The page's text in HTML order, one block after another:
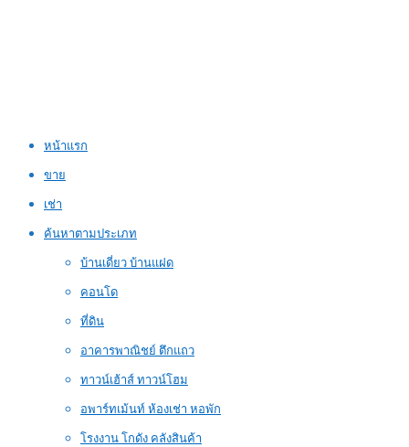
หน้าแรก
ขาย
เช่า
ค้นหาตามประเภท
บ้านเดี่ยว บ้านแฝด
คอนโด
ที่ดิน
อาคารพาณิชย์ ตึกแถว
ทาวน์เฮ้าส์ ทาวน์โฮม
อพาร์ทเม้นท์ ห้องเช่า หอพัก
โรงงาน โกดัง คลังสินค้า